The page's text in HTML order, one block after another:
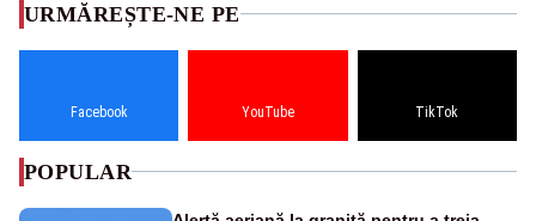
URMĂREȘTE-NE PE
Facebook YouTube TikTok
POPULAR